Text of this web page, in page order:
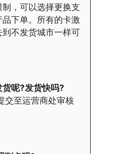
，可以选择更换支
下单。所有的卡激
不发货城市一样可
货呢?发货快吗?
交至运营商处审核